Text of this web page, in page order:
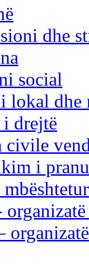
dhe
social
lokal dhe
drejtë
civile
i